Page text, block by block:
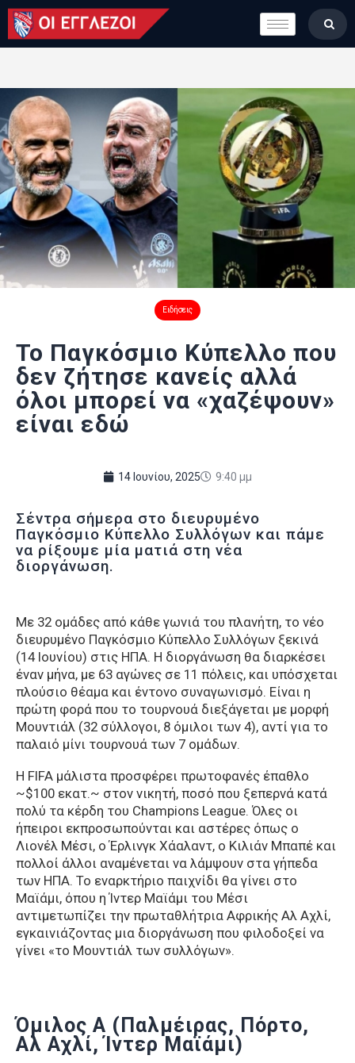
LONDON CALLING
ΚΑΤΗΓΟΡΙΕΣ
ΒΑΘΜΟΛΟΓΙΕΣ
ΟΜΑΔΕΣ
ΠΟΙΟΙ ΕΙΜΑΣΤΕ
Ειδήσεις
To Παγκόσμιο Κύπελλο που
δεν ζήτησε κανείς αλλά
όλοι μπορεί να «χαζέψουν»
είναι εδώ
14 Ιουνίου, 2025 9:40 μμ
Σέντρα σήμερα στο διευρυμένο
Παγκόσμιο Κύπελλο Συλλόγων και πάμε
να ρίξουμε μία ματιά στη νέα
διοργάνωση.
Με 32 ομάδες από κάθε γωνιά του πλανήτη, το νέο
διευρυμένο Παγκόσμιο Κύπελλο Συλλόγων ξεκινά
(14 Ιουνίου) στις ΗΠΑ. Η διοργάνωση θα διαρκέσει
έναν μήνα, με 63 αγώνες σε 11 πόλεις, και υπόσχεται
πλούσιο θέαμα και έντονο συναγωνισμό. Είναι η
πρώτη φορά που το τουρνουά διεξάγεται με μορφή
Μουντιάλ (32 σύλλογοι, 8 όμιλοι των 4), αντί για το
παλαιό μίνι τουρνουά των 7 ομάδων.
Η FIFA μάλιστα προσφέρει πρωτοφανές έπαθλο
~$100 εκατ.~ στον νικητή, ποσό που ξεπερνά κατά
πολύ τα κέρδη του Champions League. Όλες οι
ήπειροι εκπροσωπούνται και αστέρες όπως ο
Λιονέλ Μέσι, ο Έρλινγκ Χάαλαντ, ο Κιλιάν Μπαπέ και
πολλοί άλλοι αναμένεται να λάμψουν στα γήπεδα
των ΗΠΑ. Το εναρκτήριο παιχνίδι θα γίνει στο
Μαϊάμι, όπου η Ίντερ Μαϊάμι του Μέσι
αντιμετωπίζει την πρωταθλήτρια Αφρικής Αλ Αχλί,
εγκαινιάζοντας μια διοργάνωση που φιλοδοξεί να
γίνει «το Μουντιάλ των συλλόγων».
Όμιλος Α (Παλμέιρας, Πόρτο,
Αλ Αχλί, Ίντερ Μαϊάμι)